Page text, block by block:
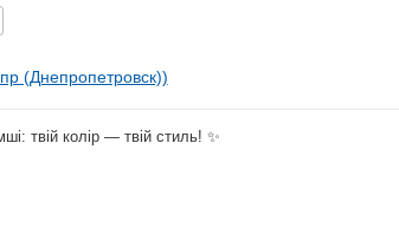
(Днепропетровск))
твій колір — твій стиль! ✨